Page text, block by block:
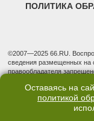
ПОЛИТИКА
©2007—2025 66.RU.
сведения размещенных на
правообладателя
надзору в сфере связи,
(Роскомнадзор).
Учредитель: Общество с
Оставаясь на
политикой